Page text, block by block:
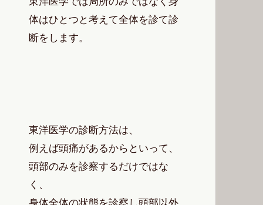
体はひとつと考えて全体を診て診
断をします。
東洋医学の診断方法は、
例えば頭痛があるからといって、
頭部のみを診察するだけではな
く、